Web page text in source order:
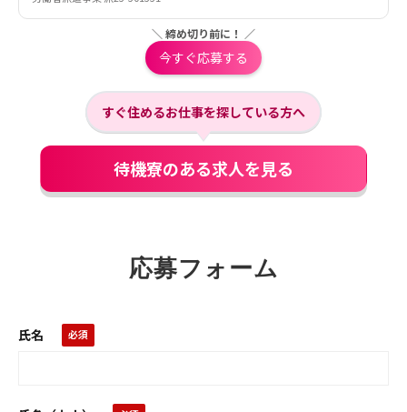
＼ 締め切り前に！ ／
今すぐ応募する
すぐ住めるお仕事を探している方へ
待機寮のある求人を見る
応募フォーム
氏名